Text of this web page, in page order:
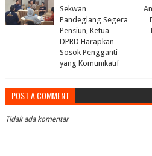
Sekwan
Pandeglang Segera
Pensiun, Ketua
DPRD Harapkan
Sosok Pengganti
yang Komunikatif
POST A COMMENT
Tidak ada komentar